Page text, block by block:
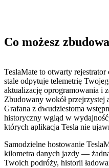
Co możesz
TeslaMate to otwarty
stale odpytuje telemetrię
aktualizację oprogramowania i
Zbudowany wokół
Grafana z dwudziestoma
historyczny wgląd w
których aplikacja Tesla nie
Samodzielne hostowanie
kilometra danych jazdy —
Twoich podróży, historii